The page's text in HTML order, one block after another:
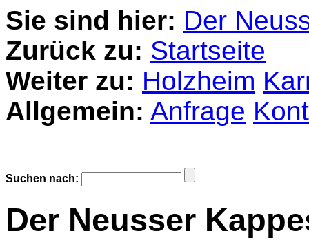
Sie sind hier: Der
Zurück zu: Startseite
Weiter zu: Holzheim
Allgemein: Anfrage
Suchen nach:
Der Neusser